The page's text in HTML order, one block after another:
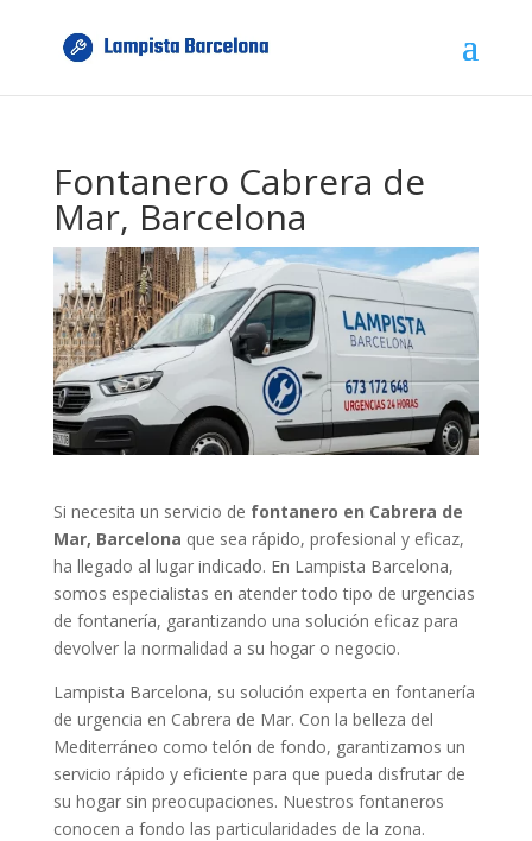
Fontanero Cabrera de
Mar, Barcelona
Si necesita un servicio de fontanero en Cabrera de
Mar, Barcelona que sea rápido, profesional y eficaz,
ha llegado al lugar indicado. En Lampista Barcelona,
somos especialistas en atender todo tipo de urgencias
de fontanería, garantizando una solución eficaz para
devolver la normalidad a su hogar o negocio.
Lampista Barcelona, su solución experta en fontanería
de urgencia en Cabrera de Mar. Con la belleza del
Mediterráneo como telón de fondo, garantizamos un
servicio rápido y eficiente para que pueda disfrutar de
su hogar sin preocupaciones. Nuestros fontaneros
conocen a fondo las particularidades de la zona.